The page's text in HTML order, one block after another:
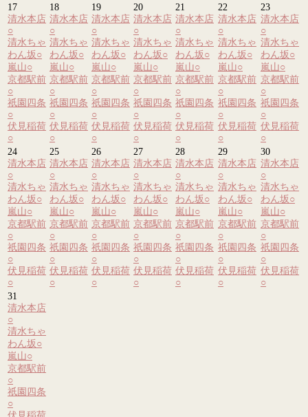
17
清水本店
○
清水ちゃ
わん坂○
嵐山○
京都駅前
○
祇園四条
○
伏見稲荷
○
18
清水本店
○
清水ちゃ
わん坂○
嵐山○
京都駅前
○
祇園四条
○
伏見稲荷
○
19
清水本店
○
清水ちゃ
わん坂○
嵐山○
京都駅前
○
祇園四条
○
伏見稲荷
○
20
清水本店
○
清水ちゃ
わん坂○
嵐山○
京都駅前
○
祇園四条
○
伏見稲荷
○
21
清水本店
○
清水ちゃ
わん坂○
嵐山○
京都駅前
○
祇園四条
○
伏見稲荷
○
22
清水本店
○
清水ちゃ
わん坂○
嵐山○
京都駅前
○
祇園四条
○
伏見稲荷
○
23
清水本店
○
清水ちゃ
わん坂○
嵐山○
京都駅前
○
祇園四条
○
伏見稲荷
○
24
清水本店
○
清水ちゃ
わん坂○
嵐山○
京都駅前
○
祇園四条
○
伏見稲荷
○
25
清水本店
○
清水ちゃ
わん坂○
嵐山○
京都駅前
○
祇園四条
○
伏見稲荷
○
26
清水本店
○
清水ちゃ
わん坂○
嵐山○
京都駅前
○
祇園四条
○
伏見稲荷
○
27
清水本店
○
清水ちゃ
わん坂○
嵐山○
京都駅前
○
祇園四条
○
伏見稲荷
○
28
清水本店
○
清水ちゃ
わん坂○
嵐山○
京都駅前
○
祇園四条
○
伏見稲荷
○
29
清水本店
○
清水ちゃ
わん坂○
嵐山○
京都駅前
○
祇園四条
○
伏見稲荷
○
30
清水本店
○
清水ちゃ
わん坂○
嵐山○
京都駅前
○
祇園四条
○
伏見稲荷
○
31
清水本店
○
清水ちゃ
わん坂○
嵐山○
京都駅前
○
祇園四条
○